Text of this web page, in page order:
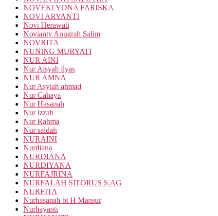
NOVEKI YONA FARISKA
NOVI ARYANTI
Novi Herawati
Novianty Anugrah Salim
NOVRITA
NUNING MURYATI
NUR AINI
Nur Aisyah ilyas
NUR AMNA
Nur Asyiah ahmad
Nur Cahaya
Nur Hasanah
Nur izzah
Nur Rahma
Nur saidah
NURAINI
Nurdiana
NURDIANA
NURDIYANA
NURFAJRINA
NURFALAH SITORUS S.AG
NURFITA
Nurhasanah bt H Mansur
Nurhayanti